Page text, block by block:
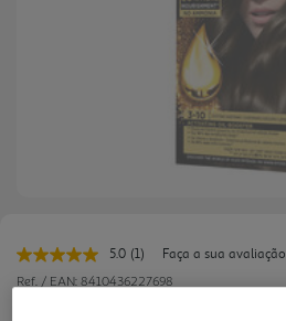
5.0 Leu
uma
(1)
Faça a sua avaliação
Ref. / EAN: 8410436227698